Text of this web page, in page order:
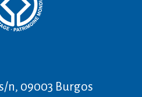
n, 09003 Burgos